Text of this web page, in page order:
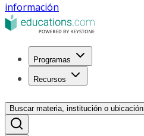
información
Programas
Recursos
Buscar materia, institución o ubicación